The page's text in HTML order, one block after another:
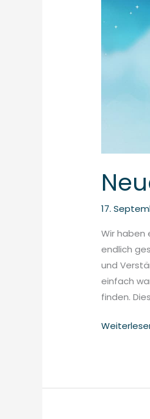
17.
Wir haben
endlich
und
einfach
finden.